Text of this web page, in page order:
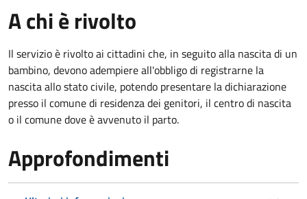
A chi è rivolto
Il servizio è rivolto ai cittadini che, in seguito alla nascita di un
bambino, devono adempiere all'obbligo di registrarne la
nascita allo stato civile, potendo presentare la dichiarazione
presso il comune di residenza dei genitori, il centro di nascita
o il comune dove è avvenuto il parto.
Approfondimenti